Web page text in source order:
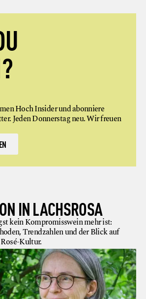
Hoch Insider und abonniere
Jeden Donnerstag neu. Wir freuen
IN LACHSROSA
kein Kompromisswein mehr ist:
Trendzahlen und der Blick auf
Kultur.